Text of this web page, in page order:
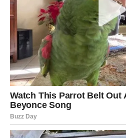
Moguće je rešenje situacije
Možda pravni ili administrativni
dilema – ali dolazi odluka u
Finansijski aspekt postaje
Emotivna poruka
Vaga konačno shvata da ne
Kada postavite granice –